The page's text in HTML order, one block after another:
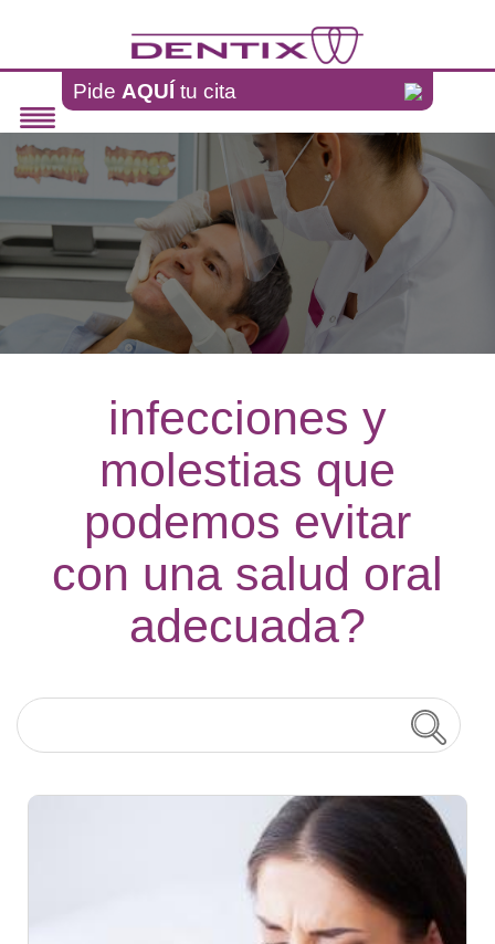
Pide AQUÍ tu cita
infecciones y
molestias que
podemos evitar
con una salud oral
adecuada?